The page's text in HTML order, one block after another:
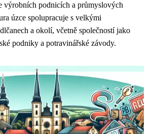
výrobních podnicích a průmyslových
úzce spolupracuje s velkými
a okolí, včetně společností jako
podniky a potravinářské závody.